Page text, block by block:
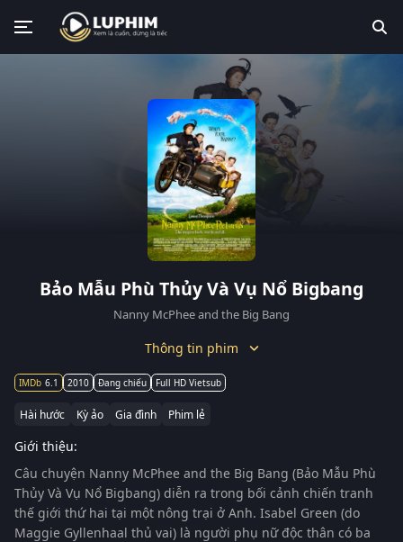
Bảo Mẫu Phù Thủy Và Vụ Nổ Bigbang
Nanny McPhee and the Big Bang
Thông tin phim
6.1 2010 Đang chiếu Full HD Vietsub
Hài hước Kỳ ảo Gia đình Phim lẻ
Giới thiệu:
Câu chuyện Nanny McPhee and the Big Bang (Bảo Mẫu Phù
Thủy Và Vụ Nổ Bigbang) diễn ra trong bối cảnh chiến tranh
thế giới thứ hai tại một nông trại ở Anh. Isabel Green (do
Maggie Gyllenhaal thủ vai) là người phụ nữ độc thân có ba